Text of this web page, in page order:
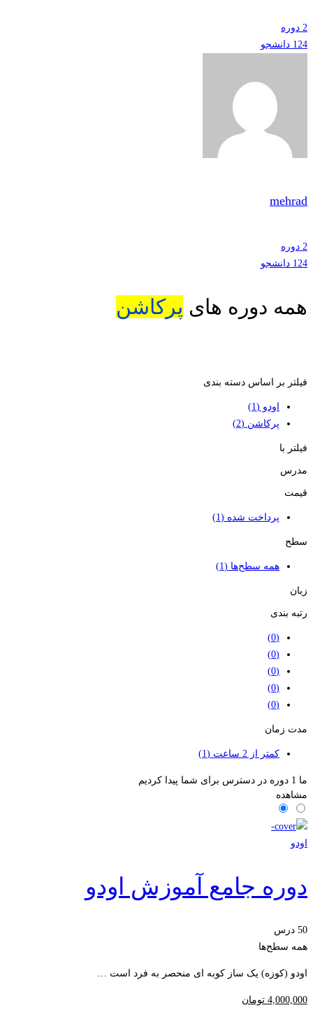
2 دوره
124 دانشجو
mehrad
2 دوره
124 دانشجو
همه دوره های پرکاشن
فیلتر بر اساس دسته بندی
اودو (1)
پرکاشن (2)
فیلتر با
مدرس
قیمت
پرداخت شده (1)
سطح
همه سطح‌ها (1)
زبان
رتبه بندی
(0)
(0)
(0)
(0)
(0)
مدت زمان
کمتر از 2 ساعت (1)
ما 1 دوره در دسترس برای شما پیدا کردیم
مشاهده
اودو
دوره جامع آموزش اودو
50 درس
همه سطح‌ها
اودو (کوزه) یک ساز کوبه ای منحصر به فرد است …
4,000,000 تومان